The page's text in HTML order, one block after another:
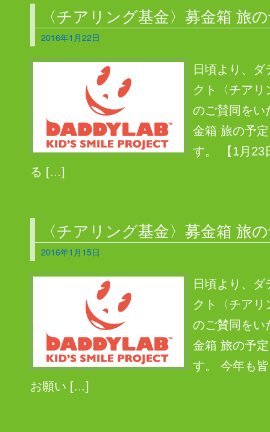
〈チアリング基金〉募金箱 旅
2016年1月22日
日頃より、
クト〈チアリ
のご賛同をい
金箱 旅の予
す。 【1月23
る […]
〈チアリング基金〉募金箱 旅
2016年1月15日
日頃より、
クト〈チアリ
のご賛同をい
金箱 旅の予
す。 今年も
お願い […]